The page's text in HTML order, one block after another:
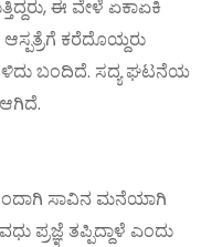
ಈ ವೇಳೆ ಏಕಾಏಕಿ
ಕರೆದೊಯ್ದರು
ಬಂದಿದೆ. ಸದ್ಯ ಘಟನೆಯ
ಸಾವಿನ ಮನೆಯಾಗಿ
ಪ್ರಜ್ಞೆ ತಪ್ಪಿದ್ದಾಳೆ ಎಂದು